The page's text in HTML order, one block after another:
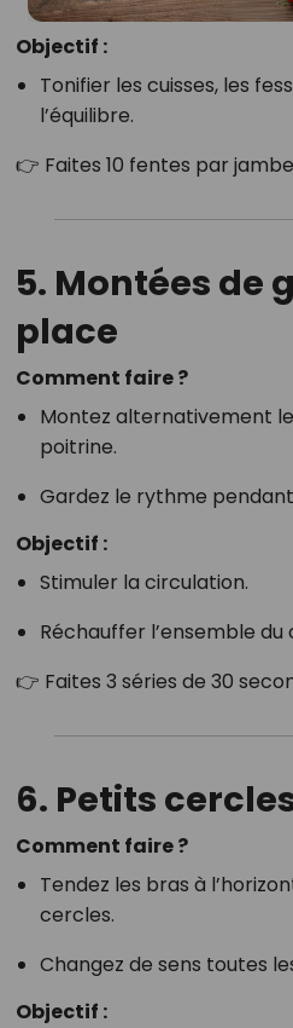
Objectif :
Tonifier les cuisses, les
l’équilibre.
👉 Faites 10 fentes par
5. Montées de
place
Comment faire ?
Montez alternativement
poitrine.
Gardez le rythme
Objectif :
Stimuler la circulation.
Réchauffer l’ensemble du
👉 Faites 3 séries de 30
6. Petits
Comment faire ?
Tendez les bras à
cercles.
Changez de sens toutes
Objectif :